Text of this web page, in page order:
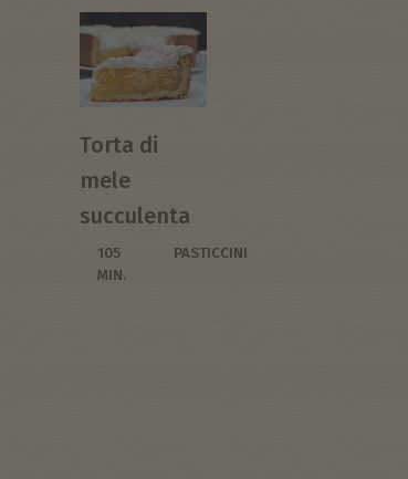
Torta di
mele
succulenta
105
MIN.
PASTICCINI